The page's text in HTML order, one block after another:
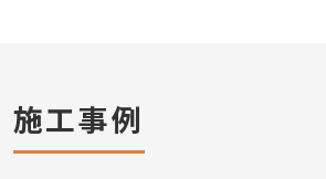
施工事例